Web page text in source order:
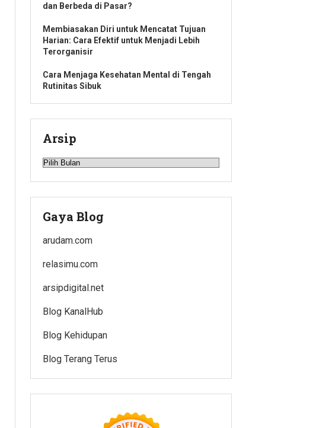
dan Berbeda di Pasar?
Membiasakan Diri untuk Mencatat Tujuan
Harian: Cara Efektif untuk Menjadi Lebih
Terorganisir
Cara Menjaga Kesehatan Mental di Tengah
Rutinitas Sibuk
Arsip
Arsip
Gaya Blog
arudam.com
relasimu.com
arsipdigital.net
Blog KanalHub
Blog Kehidupan
Blog Terang Terus